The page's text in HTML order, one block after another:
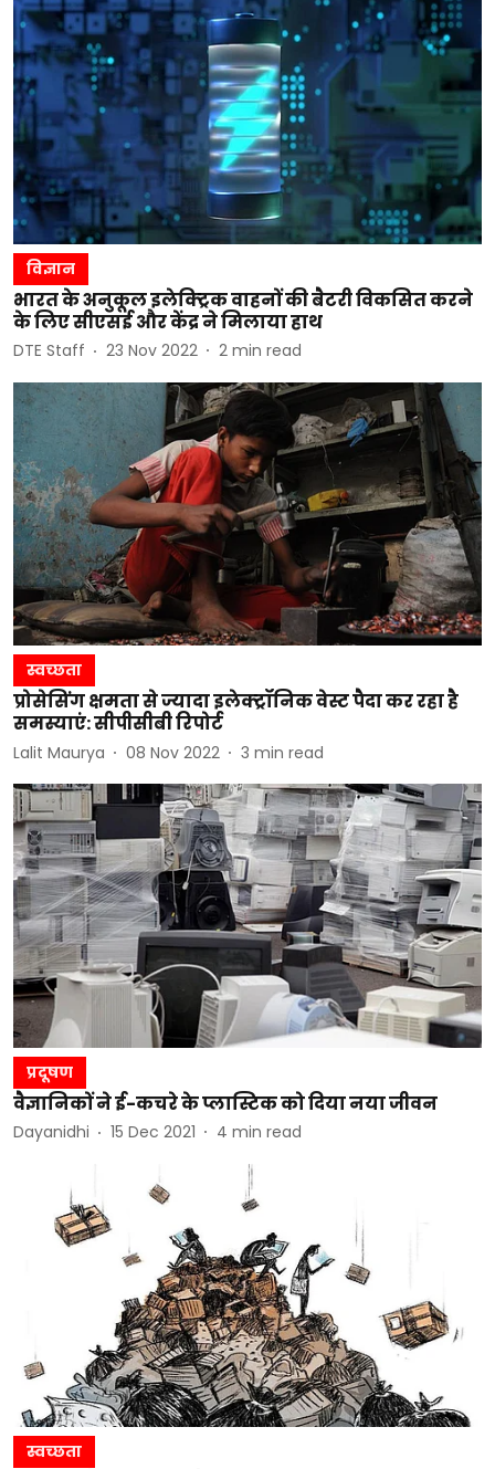
विज्ञान
भारत के अनुकूल इलेक्ट्रिक वाहनों की बैटरी विकसित करने
के लिए सीएसई और केंद्र ने मिलाया हाथ
DTE Staff 23 Nov 2022 2 min read
स्वच्छता
प्रोसेसिंग क्षमता से ज्यादा इलेक्ट्रॉनिक वेस्ट पैदा कर रहा है
समस्याएं: सीपीसीबी रिपोर्ट
Lalit Maurya 08 Nov 2022 3 min read
प्रदूषण
वैज्ञानिकों ने ई-कचरे के प्लास्टिक को दिया नया जीवन
Dayanidhi 15 Dec 2021 4 min read
स्वच्छता